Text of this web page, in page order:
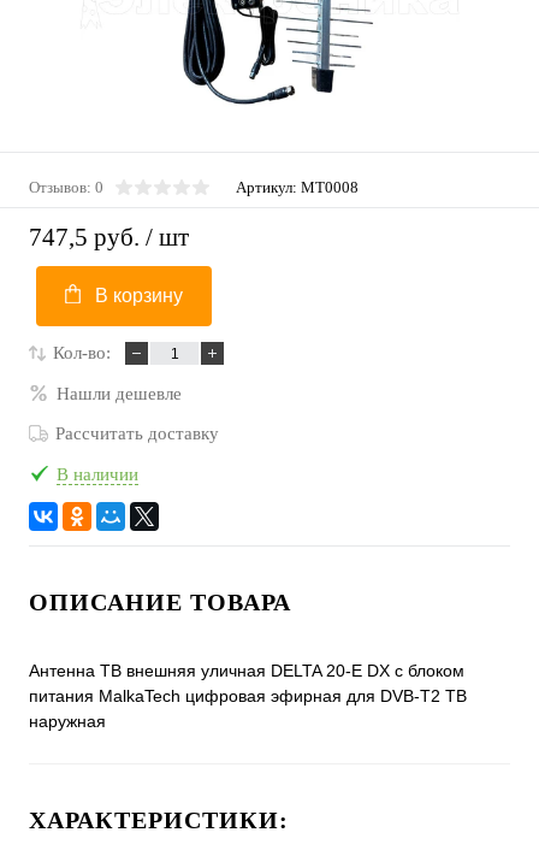
Отзывов: 0 Артикул: MT0008
747,5 руб. / шт
В корзину
Кол-во:
Нашли дешевле
Рассчитать доставку
В наличии
ОПИСАНИЕ ТОВАРА
Антенна ТВ внешняя уличная DELTA 20-E DX с блоком
питания MalkaTech цифровая эфирная для DVB-T2 ТВ
наружная
ХАРАКТЕРИСТИКИ: